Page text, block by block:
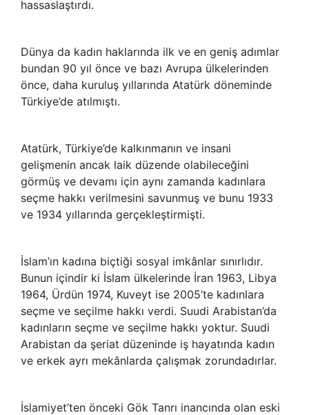
hassaslaştırdı.
Dünya da kadın haklarında ilk ve en geniş adımlar
bundan 90 yıl önce ve bazı Avrupa ülkelerinden
önce, daha kuruluş yıllarında Atatürk döneminde
Türkiye’de atılmıştı.
Atatürk, Türkiye’de kalkınmanın ve insani
gelişmenin ancak laik düzende olabileceğini
görmüş ve devamı için aynı zamanda kadınlara
seçme hakkı verilmesini savunmuş ve bunu 1933
ve 1934 yıllarında gerçekleştirmişti.
İslam’ın kadına biçtiği sosyal imkânlar sınırlıdır.
Bunun içindir ki İslam ülkelerinde İran 1963, Libya
1964, Ürdün 1974, Kuveyt ise 2005’te kadınlara
seçme ve seçilme hakkı verdi. Suudi Arabistan’da
kadınların seçme ve seçilme hakkı yoktur. Suudi
Arabistan da şeriat düzeninde iş hayatında kadın
ve erkek ayrı mekânlarda çalışmak zorundadırlar.
İslamiyet’ten önceki Gök Tanrı inancında olan eski